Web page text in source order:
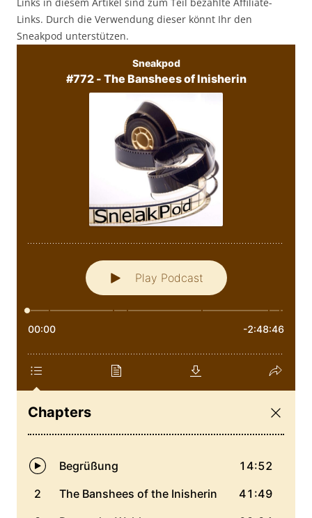
Links. Durch die Verwendung dieser könnt Ihr den
Sneakpod unterstützen.